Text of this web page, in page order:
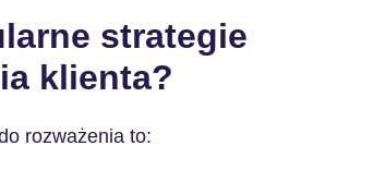
strategie
klienta?
rozważenia to: